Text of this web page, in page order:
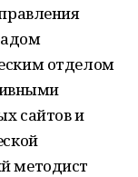
отделом
сайтов и
методист